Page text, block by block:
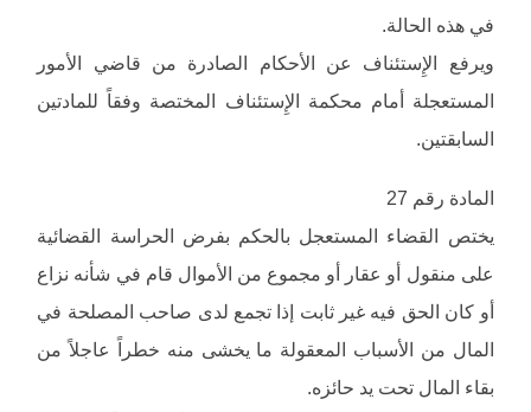
في هذه الحالة.
ويرفع الإِستئناف عن الأحكام الصادرة من قاضي الأمور
المستعجلة أمام محكمة الإِستئناف المختصة وفقاً للمادتين
السابقتين.
المادة رقم 27
يختص القضاء المستعجل بالحكم بفرض الحراسة القضائية
على منقول أو عقار أو مجموع من الأموال قام في شأنه نزاع
أو كان الحق فيه غير ثابت إذا تجمع لدى صاحب المصلحة في
المال من الأسباب المعقولة ما يخشى منه خطراً عاجلاً من
بقاء المال تحت يد حائزه.